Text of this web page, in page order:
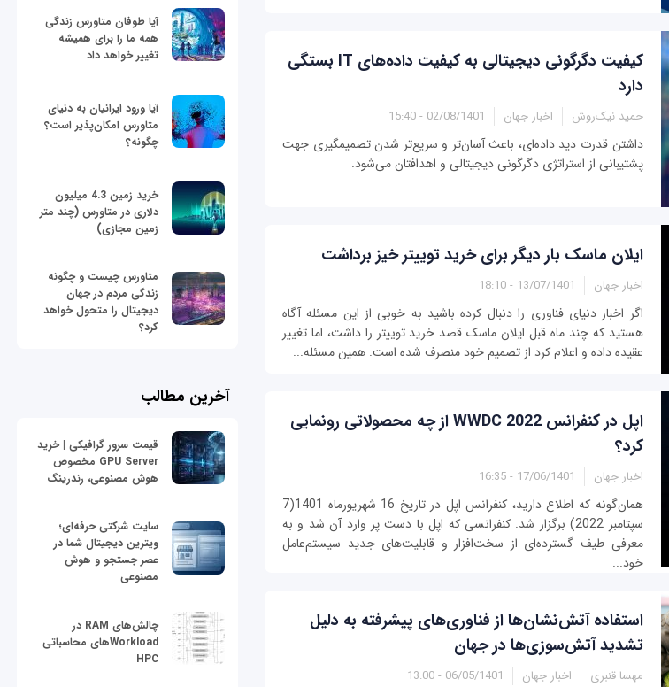
کیفیت دگرگونی دیجیتالی به کیفیت داده‌های IT بستگی
دارد
حمید نیک‌روش اخبار جهان 02/08/1401 - 15:40
داشتن قدرت دید داده‌ای، باعث آسان‌تر و سریع‌تر شدن تصمیمگیری جهت
پشتیبانی از استراتژی دگرگونی دیجیتالی و اهدافتان می‌شود.
ایلان ماسک بار دیگر برای خرید توییتر خیز برداشت
اخبار جهان 13/07/1401 - 18:10
اگر اخبار دنیای فناوری را دنبال کرده باشید به خوبی از این مسئله آگاه
هستید که چند ماه قبل ایلان ماسک قصد خرید توییتر را داشت، اما تغییر
عقیده داده و اعلام کرد از تصمیم خود منصرف شده است. همین مسئله...
اپل در کنفرانس WWDC 2022 از چه محصولاتی رونمایی
کرد؟
اخبار جهان 17/06/1401 - 16:35
همان‌گونه که اطلاع دارید، کنفرانس اپل در تاریخ 16 شهریورماه 1401(7
سپتامبر 2022) برگزار شد. کنفرانسی که اپل با دست پر وارد آن شد و به
معرفی طیف گسترده‌ای از سخت‌افزار و قابلیت‌های جدید سیستم‌عامل
خود...
استفاده آتش‌نشان‌ها از فناوری‌های پیشرفته به دلیل
تشدید آتش‌سوزی‌ها در جهان
مهسا قنبری اخبار جهان 06/05/1401 - 13:00
آیا طوفان متاورس زندگی
همه ما را برای همیشه
تغییر خواهد داد
آیا ورود ایرانیان به دنیای
متاورس امکان‌پذیر است؟
چگونه؟
خرید زمین 4.3 میلیون
دلاری در متاورس (چند متر
زمین مجازی)
متاورس چیست و چگونه
زندگی مردم در جهان
دیجیتال را متحول خواهد
کرد؟
آخرین مطالب
قیمت سرور گرافیکی | خرید
GPU Server مخصوص
هوش مصنوعی، رندرینگ
سایت شرکتی حرفه‌ای؛
ویترین دیجیتال شما در
عصر جستجو و هوش
مصنوعی
چالش‌های RAM در
Workloadهای محاسباتی
HPC